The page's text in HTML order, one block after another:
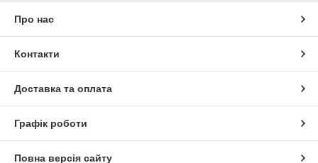
Про нас
Контакти
Доставка та оплата
Графік роботи
Повна версія сайту